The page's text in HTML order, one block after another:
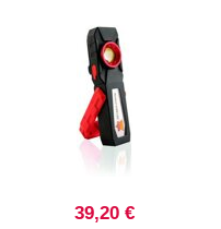
39,20 €